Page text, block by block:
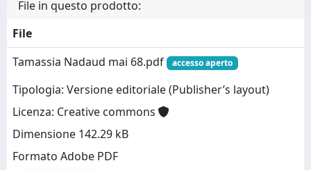
File in questo prodotto:
File
Tamassia Nadaud mai 68.pdf
accesso aperto
Tipologia: Versione editoriale (Publisher’s layout)
Licenza: Creative commons
Dimensione 142.29 kB
Formato Adobe PDF